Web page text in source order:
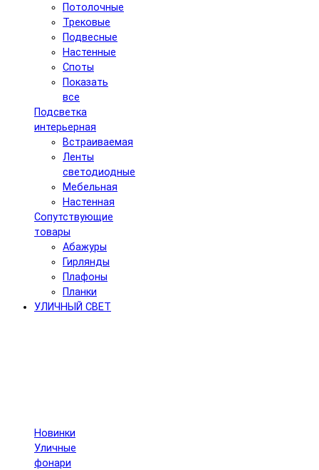
Потолочные
Трековые
Подвесные
Настенные
Споты
Показать
все
Подсветка
интерьерная
Встраиваемая
Ленты
светодиодные
Мебельная
Настенная
Сопутствующие
товары
Абажуры
Гирлянды
Плафоны
Планки
УЛИЧНЫЙ СВЕТ
Новинки
Уличные
фонари